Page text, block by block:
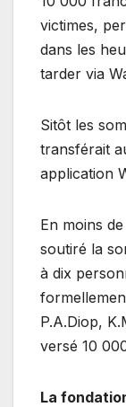
victimes,
dans les
tarder via
Sitôt les
transférait
application
En moins
soutiré la
à dix
P.A.Diop,
versé 10
La